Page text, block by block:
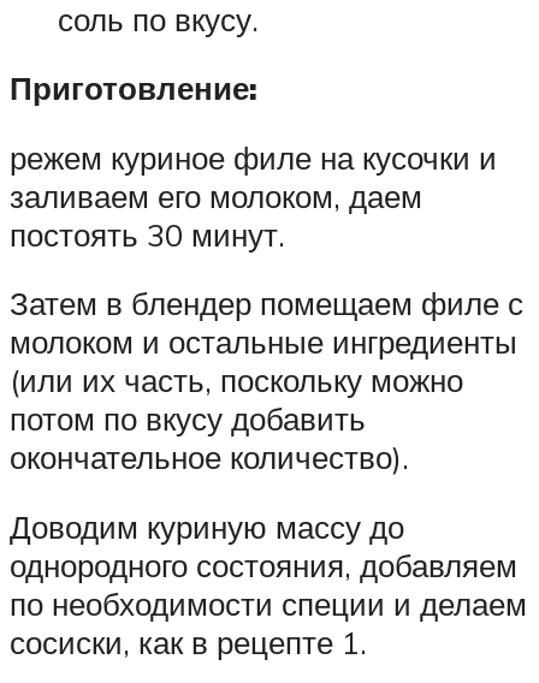
соль по вкусу.
Приготовление:
режем куриное филе на кусочки и
заливаем его молоком, даем
постоять 30 минут.
Затем в блендер помещаем филе с
молоком и остальные ингредиенты
(или их часть, поскольку можно
потом по вкусу добавить
окончательное количество).
Доводим куриную массу до
однородного состояния, добавляем
по необходимости специи и делаем
сосиски, как в рецепте 1.